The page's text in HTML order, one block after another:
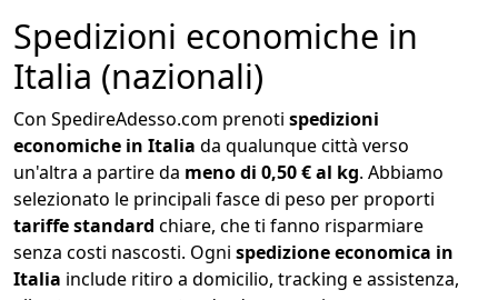
Spedizioni economiche in
Italia (nazionali)
Con SpedireAdesso.com prenoti spedizioni
economiche in Italia da qualunque città verso
un'altra a partire da meno di 0,50 € al kg. Abbiamo
selezionato le principali fasce di peso per proporti
tariffe standard chiare, che ti fanno risparmiare
senza costi nascosti. Ogni spedizione economica in
Italia include ritiro a domicilio, tracking e assistenza,